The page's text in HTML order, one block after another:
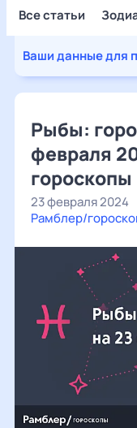
Все статьи
Ваши данные для
Рыбы:
февраля
гороскопы
23 февраля 2024
Рамблер/